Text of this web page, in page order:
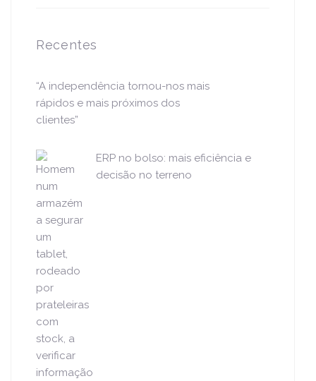
Recentes
“A independência tornou-nos mais
rápidos e mais próximos dos
clientes”
ERP no bolso: mais eficiência e
decisão no terreno